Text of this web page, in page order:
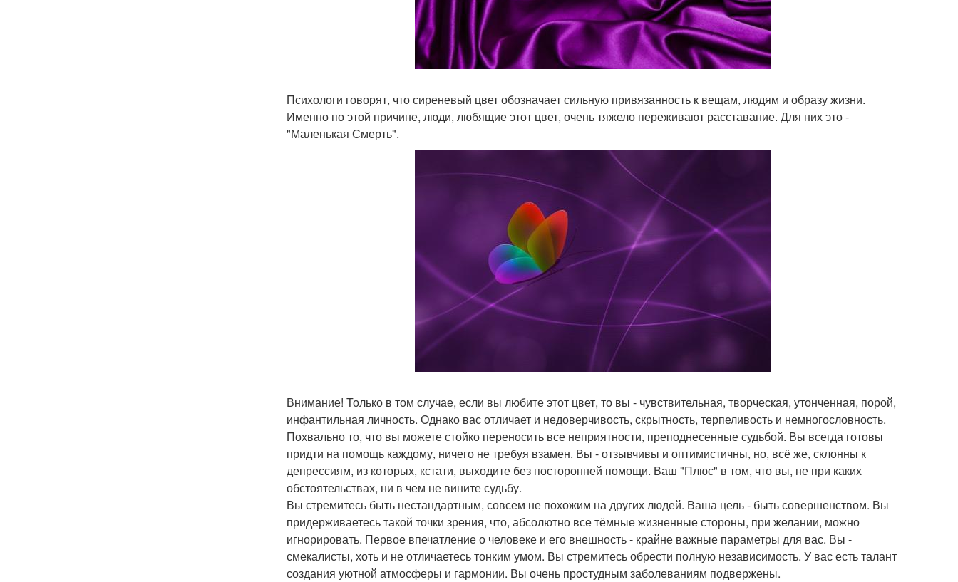
Психологи говорят, что сиреневый цвет обозначает сильную привязанность к вещам, людям и образу жизни.
Именно по этой причине, люди, любящие этот цвет, очень тяжело переживают расставание. Для них это -
"Маленькая Смерть".
Внимание! Только в том случае, если вы любите этот цвет, то вы - чувствительная, творческая, утонченная, порой,
инфантильная личность. Однако вас отличает и недоверчивость, скрытность, терпеливость и немногословность.
Похвально то, что вы можете стойко переносить все неприятности, преподнесенные судьбой. Вы всегда готовы
придти на помощь каждому, ничего не требуя взамен. Вы - отзывчивы и оптимистичны, но, всё же, склонны к
депрессиям, из которых, кстати, выходите без посторонней помощи. Ваш "Плюс" в том, что вы, не при каких
обстоятельствах, ни в чем не вините судьбу.
Вы стремитесь быть нестандартным, совсем не похожим на других людей. Ваша цель - быть совершенством. Вы
придерживаетесь такой точки зрения, что, абсолютно все тёмные жизненные стороны, при желании, можно
игнорировать. Первое впечатление о человеке и его внешность - крайне важные параметры для вас. Вы -
смекалисты, хоть и не отличаетесь тонким умом. Вы стремитесь обрести полную независимость. У вас есть талант
создания уютной атмосферы и гармонии. Вы очень простудным заболеваниям подвержены.